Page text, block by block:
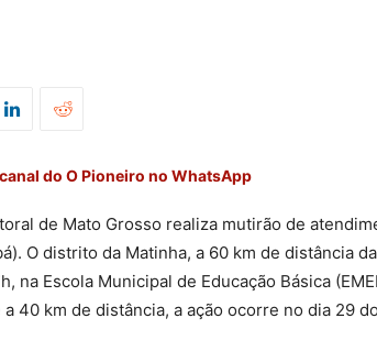
do O Pioneiro no WhatsApp
de Mato Grosso realiza mutirão de
O distrito da Matinha, a 60 km de distância
na Escola Municipal de Educação Básica
40 km de distância, a ação ocorre no dia 29